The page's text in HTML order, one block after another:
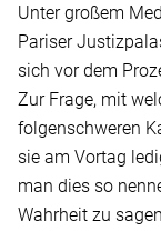
Unter großem
Pariser
sich vor dem
Zur Frage, mit
folgenschweren
sie am Vortag
man dies so
Wahrheit zu